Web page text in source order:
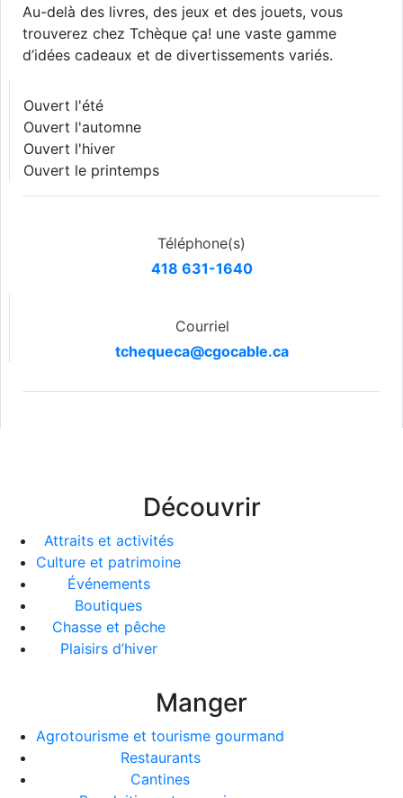
Au-delà des livres, des jeux et des jouets, vous
trouverez chez Tchèque ça! une vaste gamme
d’idées cadeaux et de divertissements variés.
Ouvert l'été
Ouvert l'automne
Ouvert l'hiver
Ouvert le printemps
Téléphone(s)
418 631-1640
Courriel
tchequeca@cgocable.ca
Découvrir
Attraits et activités
Culture et patrimoine
Événements
Boutiques
Chasse et pêche
Plaisirs d’hiver
Manger
Agrotourisme et tourisme gourmand
Restaurants
Cantines